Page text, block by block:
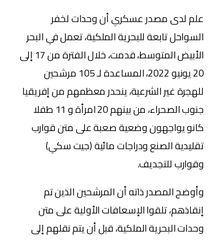
علم لدى مصدر عسكري أن وحدات لخفر
السواحل تابعة للبحرية الملكية، تعمل في البحر
الأبيض المتوسط، قدمت، خلال الفترة من 17 إلى
20 يونيو 2022، المساعدة لـ 105 مرشحين
للهجرة غير الشرعية، ينحدر معظمهم من إفريقيا
جنوب الصحراء، من بينهم 20 امرأة و 11 طفلا
كانو يواجهون وضعية صعبة على متن قوارب
تقليدية الصنع ودراجات مائية (جيت سكي)
وقوارب للتجديف.
وأوضح المصدر ذاته أن المرشحين الذين تم
إنقاذهم، تلقوا الإسعافات الأولية على متن
وحدات البحرية الملكية، قبل أن يتم نقلهم إلى